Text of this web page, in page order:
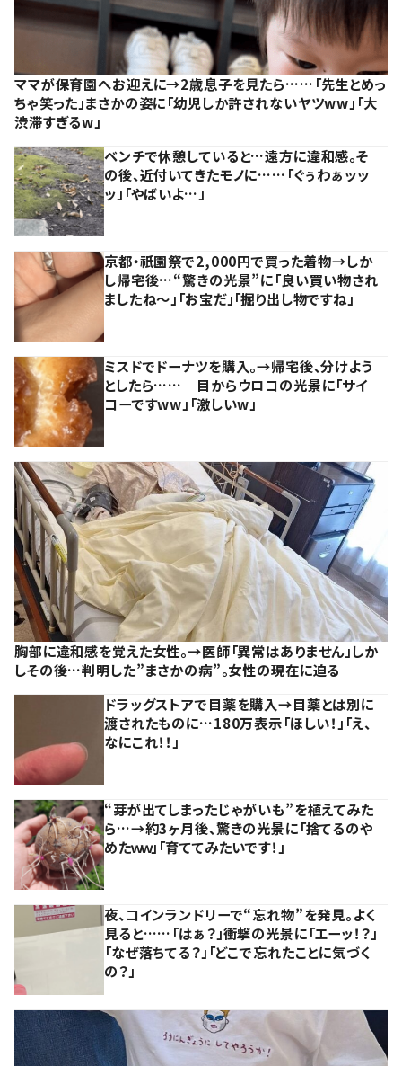
ママが保育園へお迎えに→2歳息子を見たら……「先生とめっ
ちゃ笑った」まさかの姿に「幼児しか許されないヤツww」「大
渋滞すぎるw」
ベンチで休憩していると…遠方に違和感。そ
の後、近付いてきたモノに……「ぐぅわぁッッ
ッ」「やばいよ…」
京都・祇園祭で2,000円で買った着物→しか
し帰宅後…“驚きの光景”に「良い買い物され
ましたね～」「お宝だ」「掘り出し物ですね」
ミスドでドーナツを購入。→帰宅後、分けよう
としたら…… 目からウロコの光景に「サイ
コーですww」「激しいw」
胸部に違和感を覚えた女性。→医師「異常はありません」しか
しその後…判明した”まさかの病”。女性の現在に迫る
ドラッグストアで目薬を購入→目薬とは別に
渡されたものに…180万表示「ほしい！」「え、
なにこれ！！」
“芽が出てしまったじゃがいも”を植えてみた
ら…→約3ヶ月後、驚きの光景に「捨てるのや
めたｗｗ」「育ててみたいです！」
夜、コインランドリーで“忘れ物”を発見。よく
見ると……「はぁ？」衝撃の光景に「エーッ！？」
「なぜ落ちてる？」「どこで忘れたことに気づく
の？」